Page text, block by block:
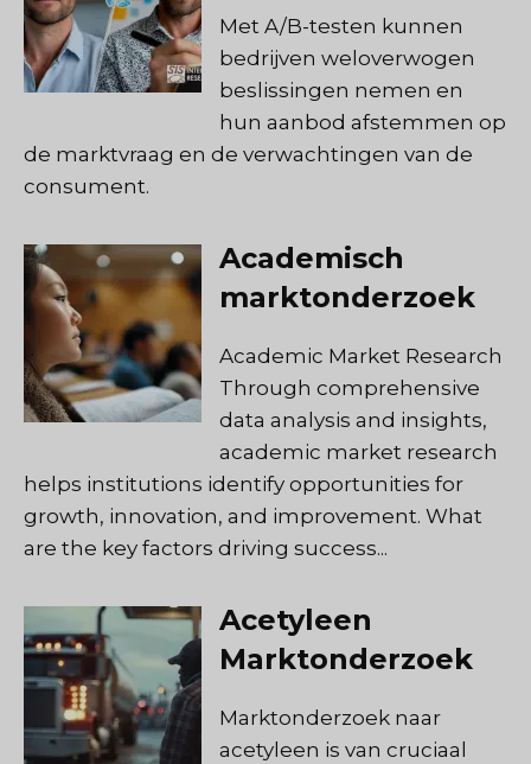
Met A/B-testen kunnen
bedrijven weloverwogen
beslissingen nemen en
hun aanbod afstemmen op
de marktvraag en de verwachtingen van de
consument.
Academisch
marktonderzoek
Academic Market Research
Through comprehensive
data analysis and insights,
academic market research
helps institutions identify opportunities for
growth, innovation, and improvement. What
are the key factors driving success...
Acetyleen
Marktonderzoek
Marktonderzoek naar
acetyleen is van cruciaal